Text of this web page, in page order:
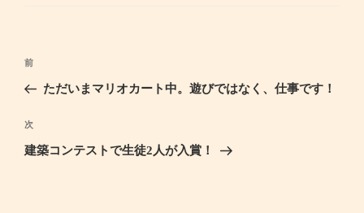
投
ビ
ゲ
ー
過
去
投
稿
前
ただいまマリオカート中。遊びではなく、仕事です！
次
の
次
建築コンテストで生徒2人が入賞！